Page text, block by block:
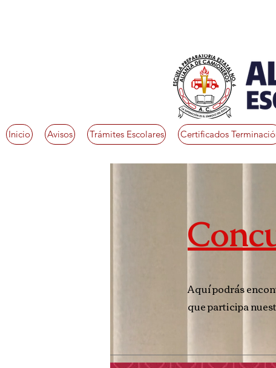
Inicio Avisos Trámites Escolares Certificados
Aquí podrás
que participa